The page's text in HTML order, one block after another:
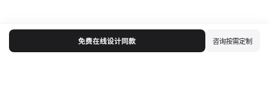
免费在线设计同款 咨询按需定制